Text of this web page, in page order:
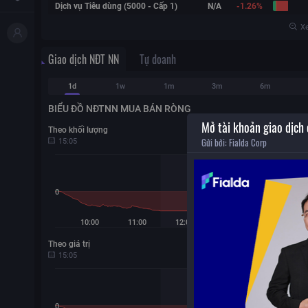
Dịch vụ Tiêu dùng (5000 - Cấp 1)
N/A -1.26%
Giao dịch NĐT NN Tự doanh
1d 1w 1m 3m 6m
BIỂU ĐỒ NĐTNN MUA BÁN RÒNG
Theo khối lượng
15:05 -
0
10:00 11:00 12:00 14:00
Theo giá trị
15:05 -
Mở tài khoản giao dịch
Gửi bởi: Fialda Corp